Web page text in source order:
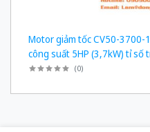
Motor giảm tốc CV50-3700-
công suất 5HP (3,7kW) tỉ số
1/120
(0)